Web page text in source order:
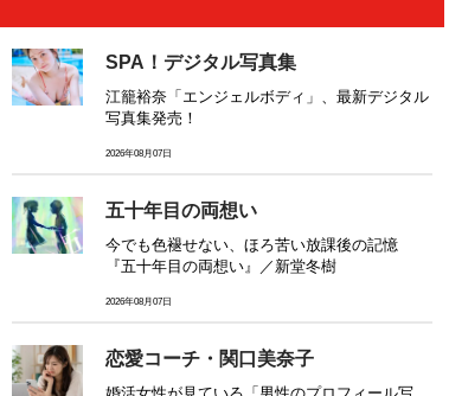
SPA！デジタル写真集
江籠裕奈「エンジェルボディ」、最新デジタル
写真集発売！
2026年08月07日
五十年目の両想い
今でも色褪せない、ほろ苦い放課後の記憶
『五十年目の両想い』／新堂冬樹
2026年08月07日
恋愛コーチ・関口美奈子